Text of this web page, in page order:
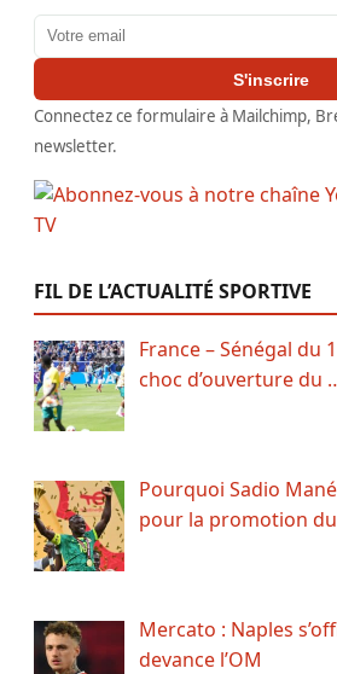
Adresse email
S'inscrire
Connectez ce formulaire à Mailchimp,
newsletter.
FIL DE L’ACTUALITÉ SPORTIVE
France – Sénégal du
choc d’ouverture du
Pourquoi Sadio
pour la promotion
Mercato : Naples
devance l’OM